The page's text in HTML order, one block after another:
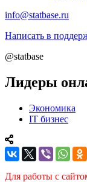
info@statbase.ru
Написать в
@statbase
Лидеры
Экономика
IT бизнес
Для работы с